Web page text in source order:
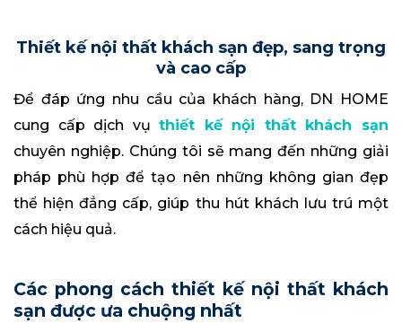
Thiết kế nội thất khách sạn đẹp, sang trọng
và cao cấp
Để đáp ứng nhu cầu của khách hàng, DN HOME
cung cấp dịch vụthiết kế nội thất khách sạn
chuyên nghiệp. Chúng tôi sẽ mang đến những giải
pháp phù hợp để tạo nên những không gian đẹp
thể hiện đẳng cấp, giúp thu hút khách lưu trú một
cách hiệu quả.
Các phong cách thiết kế nội thất khách
sạn được ưa chuộng nhất